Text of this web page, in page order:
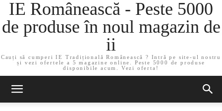
IE Românească - Peste 5000
de produse în noul magazin de
ii
Cauți să cumperi IE Tradițională Românească ? Intră pe site-ul nostru
și vezi ofertele a 5 magazine online. Peste 5000 de produse
disponibile acum. Vezi oferta!